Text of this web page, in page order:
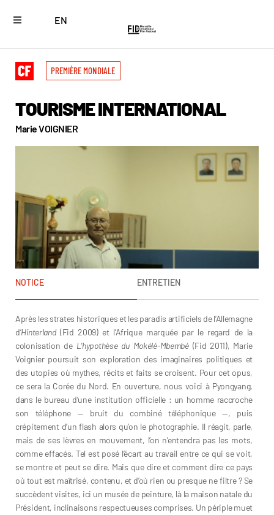
EN
PREMIÈRE MONDIALE
TOURISME INTERNATIONAL
Marie VOIGNIER
NOTICE ENTRETIEN
Après les strates historiques et les paradis artificiels de l’Allemagne
d’Hinterland(Fid 2009) et l’Afrique marquée par le regard de la
colonisation de L’hypothèse du Mokélé-Mbembé(Fid 2011), Marie
Voignier poursuit son exploration des imaginaires politiques et
des utopies où mythes, récits et faits se croisent. Pour cet opus,
ce sera la Corée du Nord. En ouverture, nous voici à Pyongyang,
dans le bureau d’une institution officielle : un homme raccroche
son téléphone — bruit du combiné téléphonique —, puis
crépitement d’un flash alors qu’on le photographie. Il réagit, parle,
mais de ses lèvres en mouvement, l’on n’entendra pas les mots,
comme effacés. Tel est posé l’écart au travail entre ce qui se voit,
se montre et peut se dire. Mais que dire et comment dire ce pays
où tout est maîtrisé, contenu, et d’où rien ou presque ne filtre ? Se
succèdent visites, ici un musée de peinture, là la maison natale du
Président, inclinaisons respectueuses comprises. Un périple muet